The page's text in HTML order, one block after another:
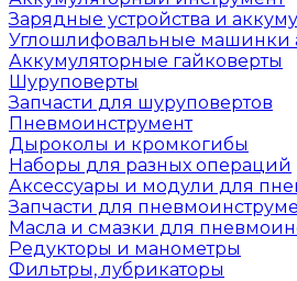
Зарядные устройства и
Углошлифовальные машинки
Аккумуляторные гайковерты
Шуруповерты
Запчасти для шуруповертов
Пневмоинструмент
Дыроколы и кромкогибы
Наборы для разных операций
Аксессуары и модули для
Запчасти для
Масла и смазки для
Редукторы и манометры
Фильтры, лубрикаторы